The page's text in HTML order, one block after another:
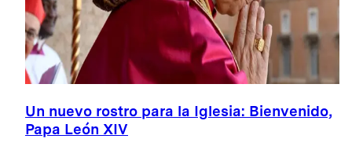
Un nuevo rostro para la Iglesia: Bienvenido,
Papa León XIV